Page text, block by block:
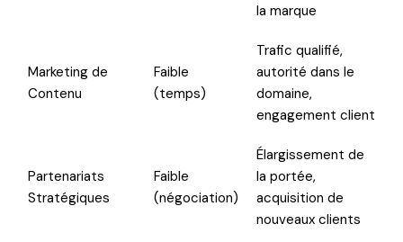
la marque
Marketing de
Contenu
Faible
(temps)
Trafic qualifié,
autorité dans le
domaine,
engagement client
Partenariats
Stratégiques
Faible
(négociation)
Élargissement de
la portée,
acquisition de
nouveaux clients